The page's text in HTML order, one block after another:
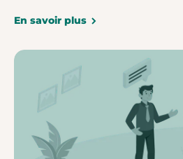
En savoir plus